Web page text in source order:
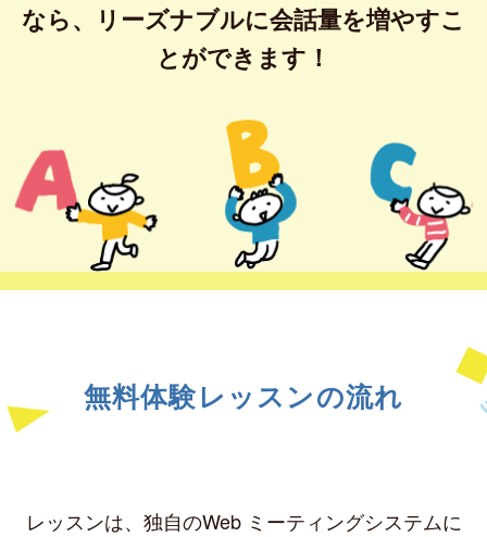
なら、リーズナブルに会話量を増やすこ
とができます！
無料体験レッスンの流れ
レッスンは、独自のWeb ミーティングシステムに